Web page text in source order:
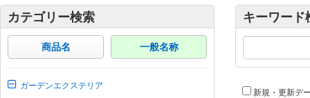
カテゴリー検索
商品名 一般名称
ガーデンエクステリア
キーワード
新規・更新デ